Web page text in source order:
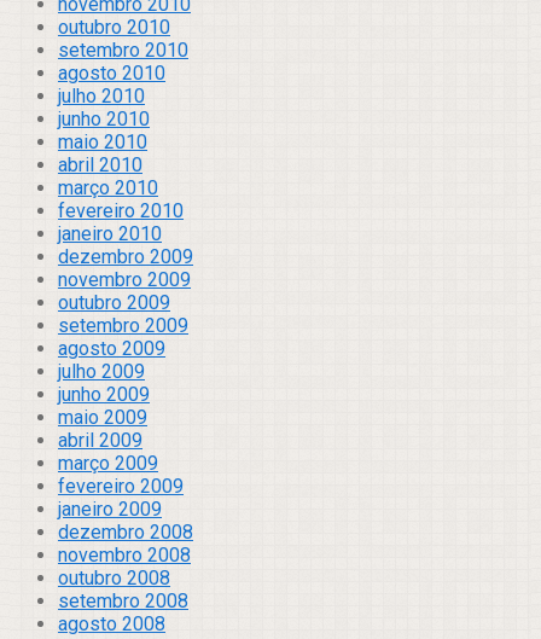
outubro 2010
setembro 2010
agosto 2010
julho 2010
junho 2010
maio 2010
abril 2010
março 2010
fevereiro 2010
janeiro 2010
dezembro 2009
novembro 2009
outubro 2009
setembro 2009
agosto 2009
julho 2009
junho 2009
maio 2009
abril 2009
março 2009
fevereiro 2009
janeiro 2009
dezembro 2008
novembro 2008
outubro 2008
setembro 2008
agosto 2008